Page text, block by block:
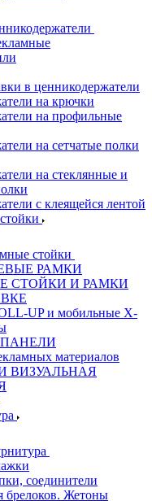
в ценникодержатели
на крючки
на профильные
на сетчатые полки
на стеклянные и
с клеящейся лентой
стойки
РАМКИ
СТОЙКИ И РАМКИ
UP и мобильные X-
материалов
ВИЗУАЛЬНАЯ
соединители
брелоков. Жетоны